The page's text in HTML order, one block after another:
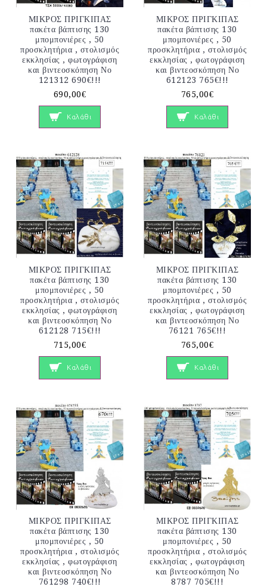
ΜΙΚΡΟΣ ΠΡΙΓΚΙΠΑΣ
πακέτα βάπτισης 130
μπομπονιέρες , 50
προσκλητήρια , στολισμός
εκκλησίας , φωτογράφιση
και βιντεοσκόπηση Νο
121312 690€!!!
690,00€
Καλάθι
ΜΙΚΡΟΣ ΠΡΙΓΚΙΠΑΣ
πακέτα βάπτισης 130
μπομπονιέρες , 50
προσκλητήρια , στολισμός
εκκλησίας , φωτογράφιση
και βιντεοσκόπηση Νο
612123 765€!!!
765,00€
Καλάθι
ΜΙΚΡΟΣ ΠΡΙΓΚΙΠΑΣ
πακέτα βάπτισης 130
μπομπονιέρες , 50
προσκλητήρια , στολισμός
εκκλησίας , φωτογράφιση
και βιντεοσκόπηση Νο
612128 715€!!!
715,00€
Καλάθι
ΜΙΚΡΟΣ ΠΡΙΓΚΙΠΑΣ
πακέτα βάπτισης 130
μπομπονιέρες , 50
προσκλητήρια , στολισμός
εκκλησίας , φωτογράφιση
και βιντεοσκόπηση Νο
76121 765€!!!
765,00€
Καλάθι
ΜΙΚΡΟΣ ΠΡΙΓΚΙΠΑΣ
πακέτα βάπτισης 130
μπομπονιέρες , 50
προσκλητήρια , στολισμός
εκκλησίας , φωτογράφιση
και βιντεοσκόπηση Νο
761298 740€!!!
ΜΙΚΡΟΣ ΠΡΙΓΚΙΠΑΣ
πακέτα βάπτισης 130
μπομπονιέρες , 50
προσκλητήρια , στολισμός
εκκλησίας , φωτογράφιση
και βιντεοσκόπηση Νο
8787 705€!!!